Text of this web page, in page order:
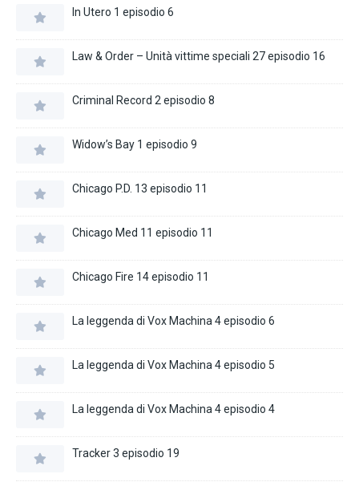
In Utero 1 episodio 6
Law & Order – Unità vittime speciali 27 episodio 16
Criminal Record 2 episodio 8
Widow’s Bay 1 episodio 9
Chicago P.D. 13 episodio 11
Chicago Med 11 episodio 11
Chicago Fire 14 episodio 11
La leggenda di Vox Machina 4 episodio 6
La leggenda di Vox Machina 4 episodio 5
La leggenda di Vox Machina 4 episodio 4
Tracker 3 episodio 19